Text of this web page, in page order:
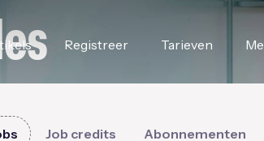
Registreer Tarieven
Job credits Abonnementen